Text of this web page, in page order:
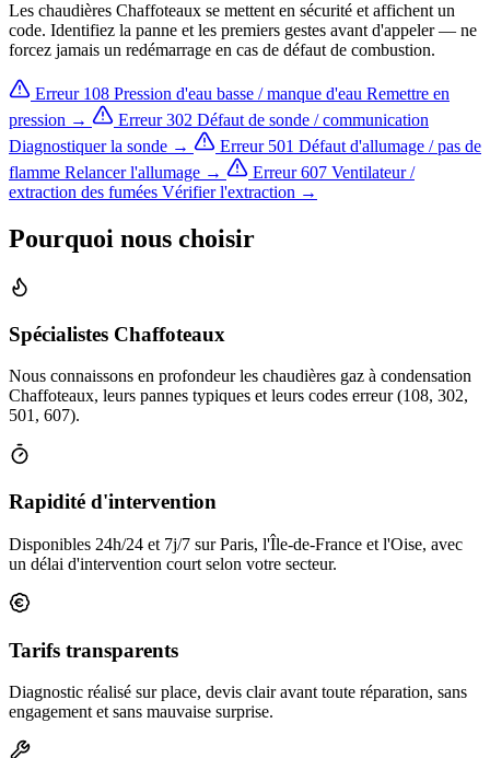
Les chaudières Chaffoteaux se mettent en sécurité et affichent un
code. Identifiez la panne et les premiers gestes avant d'appeler — ne
forcez jamais un redémarrage en cas de défaut de combustion.
Erreur 108 Pression d'eau basse / manque d'eau Remettre en
pression →
Erreur 302 Défaut de sonde / communication
Diagnostiquer la sonde →
Erreur 501 Défaut d'allumage / pas de
flamme Relancer l'allumage → Erreur 607 Ventilateur /
extraction des fumées Vérifier l'extraction →
Pourquoi nous choisir
Spécialistes Chaffoteaux
Nous connaissons en profondeur les chaudières gaz à condensation
Chaffoteaux, leurs pannes typiques et leurs codes erreur (108, 302,
501, 607).
Rapidité d'intervention
Disponibles 24h/24 et 7j/7 sur Paris, l'Île-de-France et l'Oise, avec
un délai d'intervention court selon votre secteur.
Tarifs transparents
Diagnostic réalisé sur place, devis clair avant toute réparation, sans
engagement et sans mauvaise surprise.